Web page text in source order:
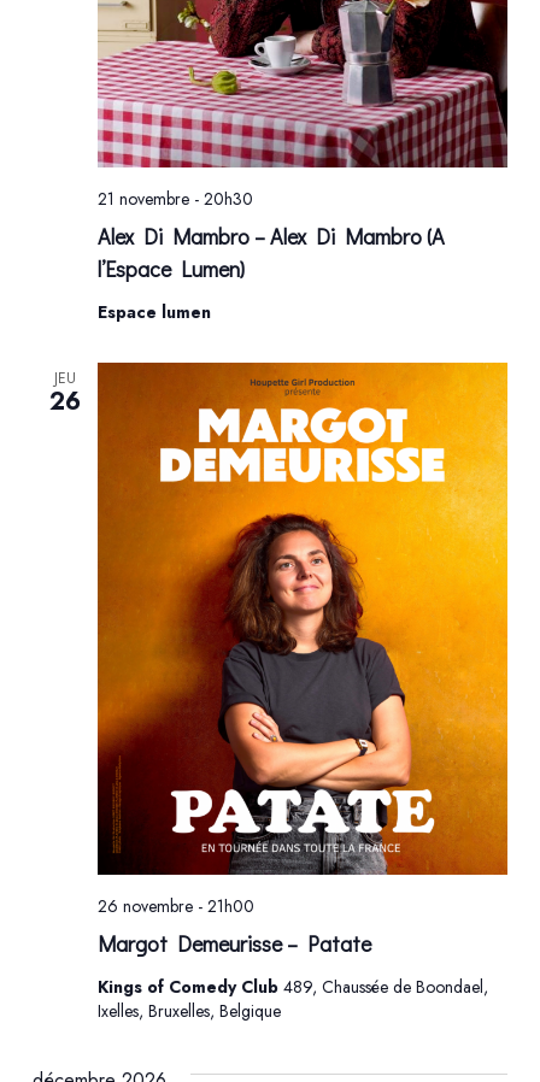
Alex Di Mambro – Alex Di Mambro (A
l’Espace Lumen)
21 novembre - 20h30
Espace lumen
JEU
26
Margot Demeurisse – Patate
26 novembre - 21h00
Kings of Comedy Club 489, Chaussée de Boondael,
Ixelles, Bruxelles, Belgique